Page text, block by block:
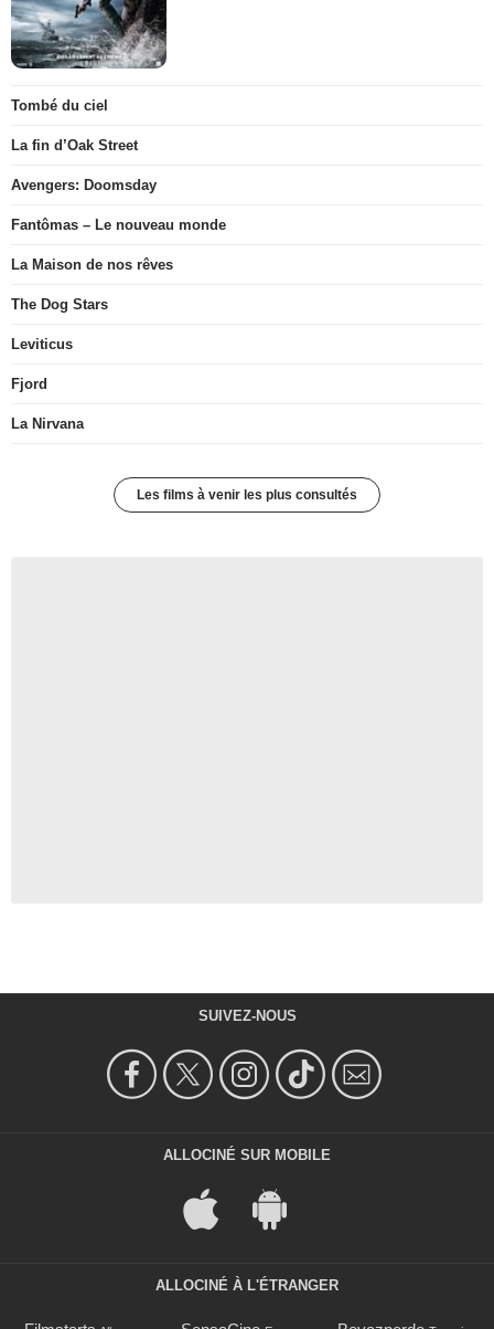
Tombé du ciel
La fin d’Oak Street
Avengers: Doomsday
Fantômas – Le nouveau monde
La Maison de nos rêves
The Dog Stars
Leviticus
Fjord
La Nirvana
Les films à venir les plus consultés
SUIVEZ-NOUS
ALLOCINÉ SUR MOBILE
ALLOCINÉ À L'ÉTRANGER